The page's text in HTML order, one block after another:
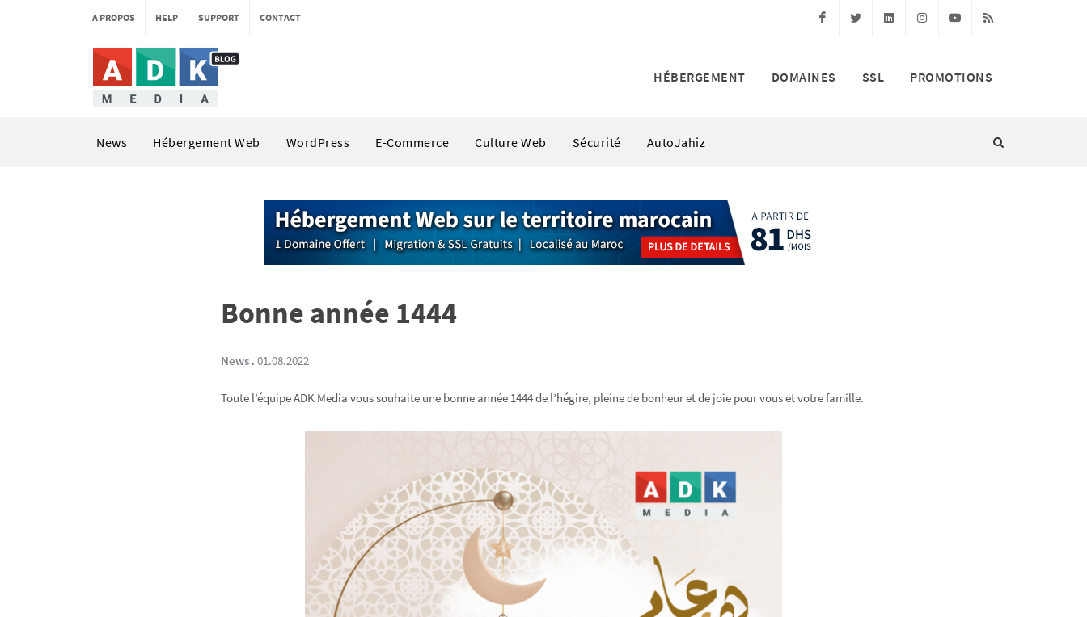
A PROPOS HELP SUPPORT CONTACT
HÉBERGEMENT DOMAINES SSL PROMOTIONS
News Hébergement Web WordPress E-Commerce Culture Web Sécurité AutoJahiz
Bonne année 1444
News . 01.08.2022
Toute l’équipe ADK Media vous souhaite une bonne année 1444 de l’hégire, pleine de bonheur et de joie pour vous et votre famille.